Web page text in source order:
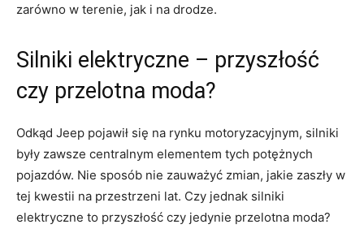
zarówno w terenie, jak i na drodze.
Silniki ⁣elektryczne – przyszłość
czy przelotna moda?
Odkąd⁣ Jeep pojawił się na rynku motoryzacyjnym, ‍silniki
były zawsze centralnym elementem tych potężnych
pojazdów. Nie sposób nie zauważyć zmian, jakie ⁣zaszły w
tej kwestii na przestrzeni lat. Czy jednak silniki
elektryczne to przyszłość czy jedynie ⁢przelotna moda?